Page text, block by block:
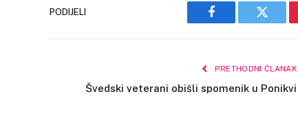
PODIJELI
Facebook Twitter
PRETHODNI ČLANAK
Švedski veterani obišli spomenik u Ponikvi